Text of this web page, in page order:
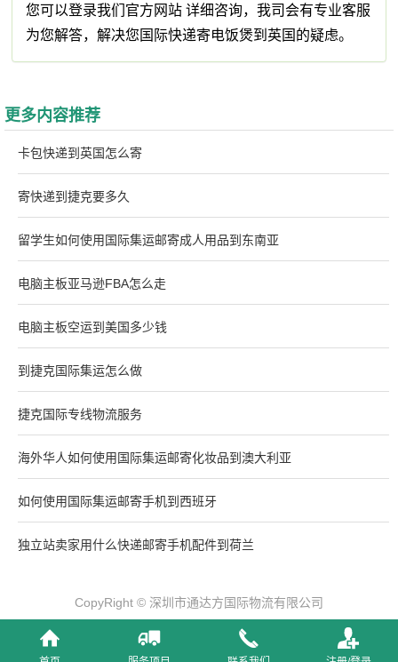
您可以登录我们官方网站 详细咨询，我司会有专业客服
为您解答，解决您国际快递寄电饭煲到英国的疑虑。
更多内容推荐
卡包快递到英国怎么寄
寄快递到捷克要多久
留学生如何使用国际集运邮寄成人用品到东南亚
电脑主板亚马逊FBA怎么走
电脑主板空运到美国多少钱
到捷克国际集运怎么做
捷克国际专线物流服务
海外华人如何使用国际集运邮寄化妆品到澳大利亚
如何使用国际集运邮寄手机到西班牙
独立站卖家用什么快递邮寄手机配件到荷兰
CopyRight © 深圳市通达方国际物流有限公司